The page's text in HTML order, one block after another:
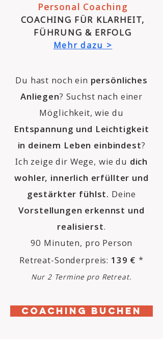
Personal Coaching
COACHING FÜR KLARHEIT,
FÜHRUNG & ERFOLG
Mehr dazu >
Du hast noch ein persönliches
Anliegen? Suchst nach einer
Möglichkeit, wie du
Entspannung und Leichtigkeit
in deinem Leben einbindest?
Ich zeige dir Wege, wie du dich
wohler, innerlich erfüllter und
gestärkter fühlst. Deine
Vorstellungen erkennst und
realisierst.
90 Minuten, pro Person
Retreat-Sonderpreis: 139 € *
Nur 2 Termine pro Retreat.
Coaching BUCHEN